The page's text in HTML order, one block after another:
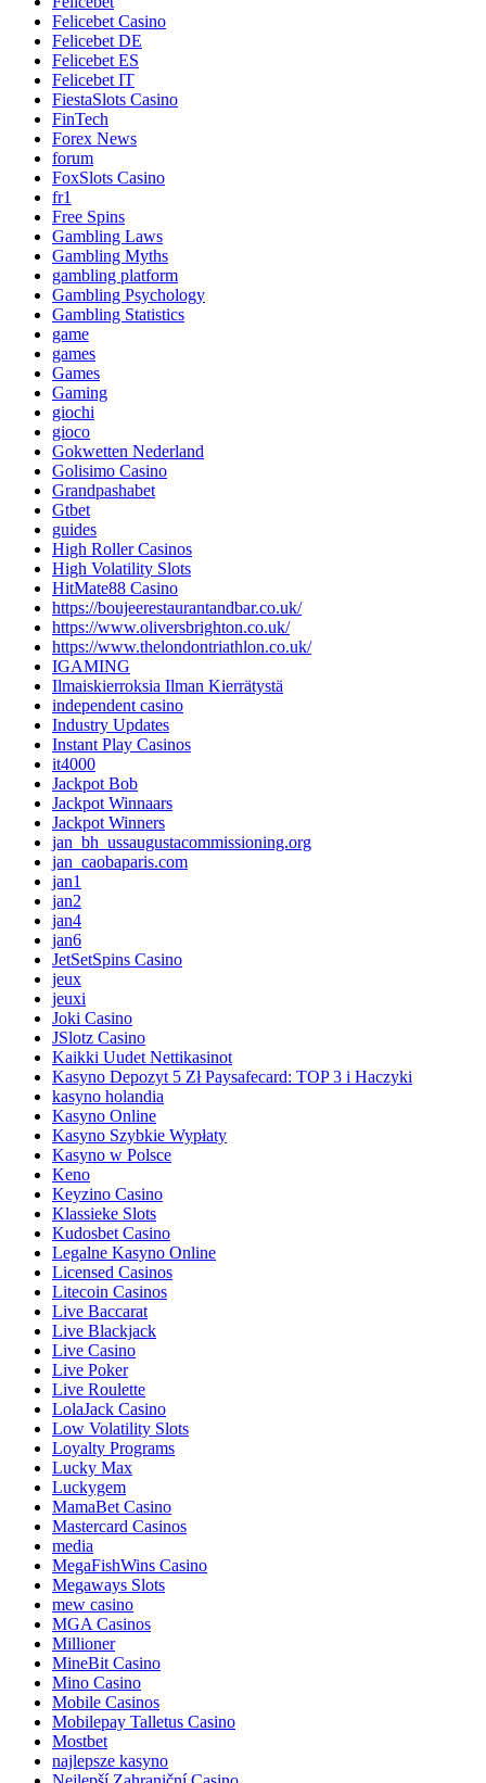
Felicebet Casino
Felicebet DE
Felicebet ES
Felicebet IT
FiestaSlots Casino
FinTech
Forex News
forum
FoxSlots Casino
fr1
Free Spins
Gambling Laws
Gambling Myths
gambling platform
Gambling Psychology
Gambling Statistics
game
games
Games
Gaming
giochi
gioco
Gokwetten Nederland
Golisimo Casino
Grandpashabet
Gtbet
guides
High Roller Casinos
High Volatility Slots
HitMate88 Casino
https://boujeerestaurantandbar.co.uk/
https://www.oliversbrighton.co.uk/
https://www.thelondontriathlon.co.uk/
IGAMING
Ilmaiskierroksia Ilman Kierrätystä
independent casino
Industry Updates
Instant Play Casinos
it4000
Jackpot Bob
Jackpot Winnaars
Jackpot Winners
jan_bh_ussaugustacommissioning.org
jan_caobaparis.com
jan1
jan2
jan4
jan6
JetSetSpins Casino
jeux
jeuxi
Joki Casino
JSlotz Casino
Kaikki Uudet Nettikasinot
Kasyno Depozyt 5 Zł Paysafecard: TOP 3 i Haczyki
kasyno holandia
Kasyno Online
Kasyno Szybkie Wypłaty
Kasyno w Polsce
Keno
Keyzino Casino
Klassieke Slots
Kudosbet Casino
Legalne Kasyno Online
Licensed Casinos
Litecoin Casinos
Live Baccarat
Live Blackjack
Live Casino
Live Poker
Live Roulette
LolaJack Casino
Low Volatility Slots
Loyalty Programs
Lucky Max
Luckygem
MamaBet Casino
Mastercard Casinos
media
MegaFishWins Casino
Megaways Slots
mew casino
MGA Casinos
Millioner
MineBit Casino
Mino Casino
Mobile Casinos
Mobilepay Talletus Casino
Mostbet
najlepsze kasyno